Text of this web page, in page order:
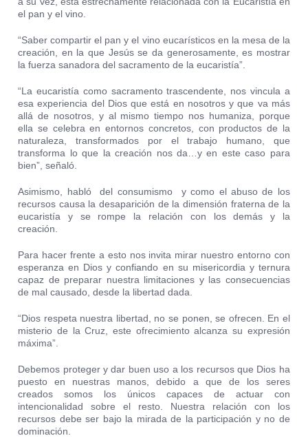
el pan y el vino.
“Saber compartir el pan y el vino eucarísticos en la mesa de la
creación, en la que Jesús se da generosamente, es mostrar
la fuerza sanadora del sacramento de la eucaristía”.
“La eucaristía como sacramento trascendente, nos vincula a
esa experiencia del Dios que está en nosotros y que va más
allá de nosotros, y al mismo tiempo nos humaniza, porque
ella se celebra en entornos concretos, con productos de la
naturaleza, transformados por el trabajo humano, que
transforma lo que la creación nos da…y en este caso para
bien”, señaló.
Asimismo, habló del consumismo y como el abuso de los
recursos causa la desaparición de la dimensión fraterna de la
eucaristía y se rompe la relación con los demás y la
creación.
Para hacer frente a esto nos invita mirar nuestro entorno con
esperanza en Dios y confiando en su misericordia y ternura
capaz de preparar nuestra limitaciones y las consecuencias
de mal causado, desde la libertad dada.
“Dios respeta nuestra libertad, no se ponen, se ofrecen. En el
misterio de la Cruz, este ofrecimiento alcanza su expresión
máxima”.
Debemos proteger y dar buen uso a los recursos que Dios ha
puesto en nuestras manos, debido a que de los seres
creados somos los únicos capaces de actuar con
intencionalidad sobre el resto. Nuestra relación con los
recursos debe ser bajo la mirada de la participación y no de
dominación.